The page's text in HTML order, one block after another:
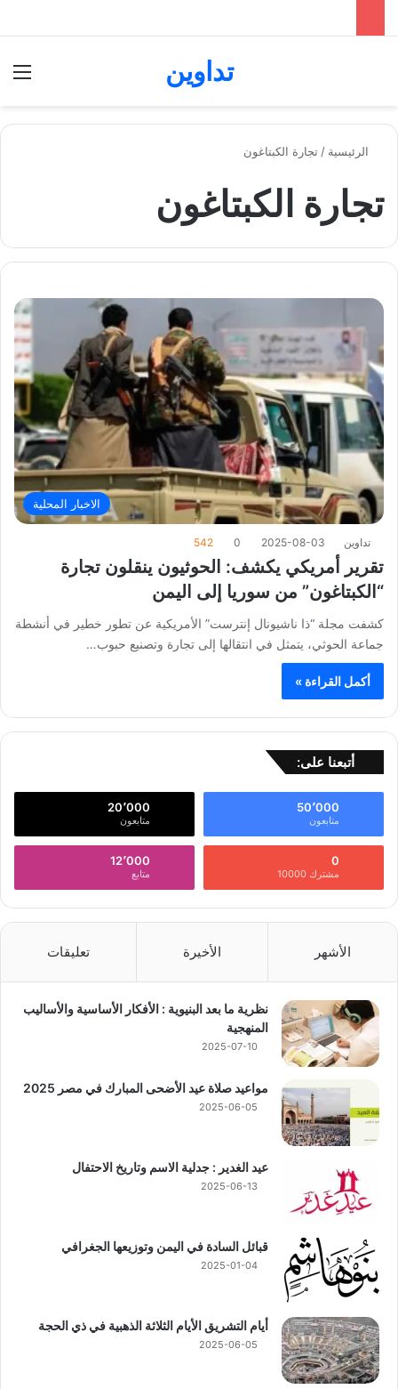
تداوين
الرئيسية / تجارة الكبتاغون
تجارة الكبتاغون
الاخبار المحلية
تداوين 2025-08-03
0
542
تقرير أمريكي يكشف: الحوثيون ينقلون تجارة
“الكبتاغون” من سوريا إلى اليمن
كشفت مجلة “ذا ناشيونال إنترست” الأمريكية عن تطور خطير في أنشطة
جماعة الحوثي، يتمثل في انتقالها إلى تجارة وتصنيع حبوب…
أكمل القراءة »
أتبعنا على:
50٬000
متابعون
20٬000
متابعون
0
مشترك 10000
12٬000
متابع
الأشهر الأخيرة تعليقات
نظرية ما بعد البنيوية : الأفكار الأساسية والأساليب
المنهجية
2025-07-10
مواعيد صلاة عيد الأضحى المبارك في مصر 2025
2025-06-05
عيد الغدير : جدلية الاسم وتاريخ الاحتفال
2025-06-13
قبائل السادة في اليمن وتوزيعها الجغرافي
2025-01-04
أيام التشريق الأيام الثلاثة الذهبية في ذي الحجة
2025-06-05